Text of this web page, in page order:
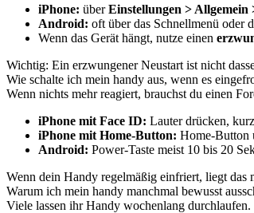
iPhone: überEinstellungen > Allgemein
Android: oft über das Schnellmenü oder
Wenn das Gerät hängt, nutze einen
Wichtig: Ein erzwungener Neustart ist nicht
Wie schalte ich mein handy aus, wenn es
Wenn nichts mehr reagiert, brauchst du einen
iPhone mit Face ID: Lauter drücken,
iPhone mit Home-Button: Home-Button
Android: Power-Taste meist 10 bis 20
Wenn dein Handy regelmäßig einfriert, liegt das
Warum ich mein handy manchmal bewusst
Viele lassen ihr Handy wochenlang